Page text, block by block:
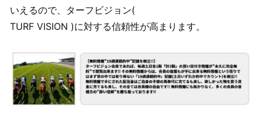
いえるので、ターフビジョン(
TURF VISION )に対する信頼性が高まります。